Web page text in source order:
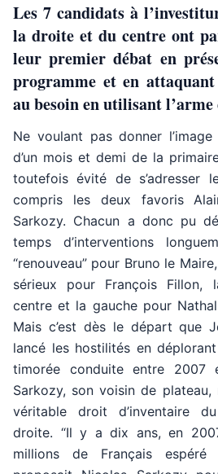
Les 7 candidats à
la droite et du centre ont
leur premier débat en
programme et en
au besoin en utilisant l’arme
Ne voulant pas donner
d’un mois et demi de la
toutefois évité de s’adresser
compris les deux favoris
Sarkozy. Chacun a donc pu
temps d’interventions
“renouveau” pour Bruno le
sérieux pour François Fillon,
centre et la gauche pour
Mais c’est dès le départ que
lancé les hostilités en
timorée conduite entre 2007
Sarkozy, son voisin de
véritable droit d’inventaire
droite. “Il y a dix ans, en
millions de Français